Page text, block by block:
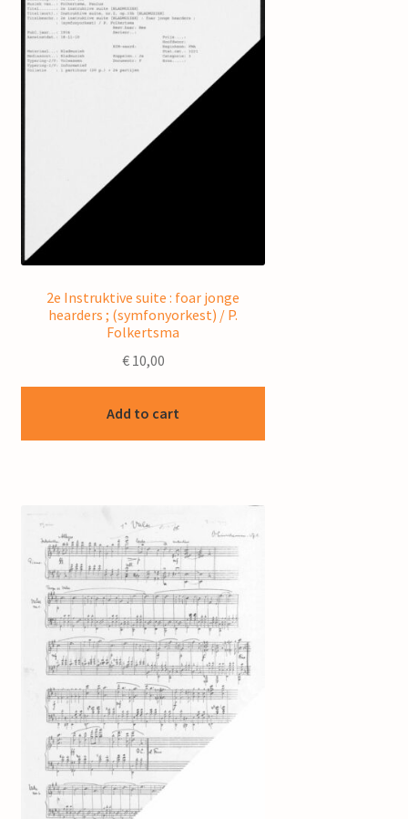
2e Instruktive suite : foar jonge
hearders ; (symfonyorkest) / P.
Folkertsma
€10,00
Add to cart